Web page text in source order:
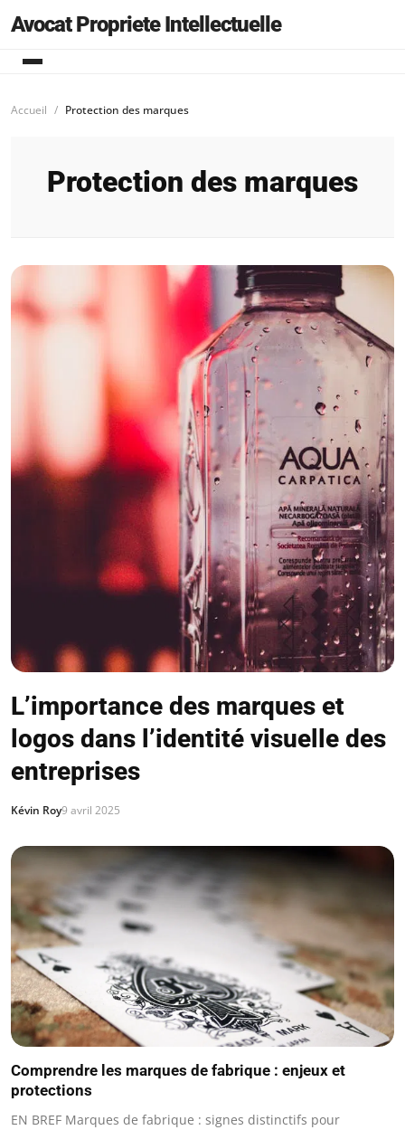
Avocat Propriete Intellectuelle
Accueil Protection des marques
Protection des marques
L’importance des marques et
logos dans l’identité visuelle des
entreprises
Kévin Roy9 avril 2025
Comprendre les marques de fabrique : enjeux et
protections
EN BREF Marques de fabrique : signes distinctifs pour